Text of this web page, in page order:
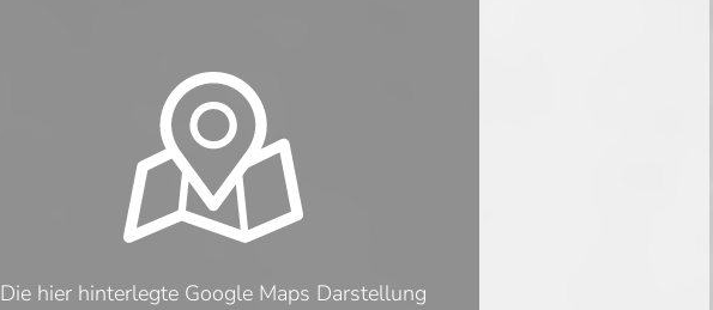
Die hier hinterlegte Google Maps Darstellung